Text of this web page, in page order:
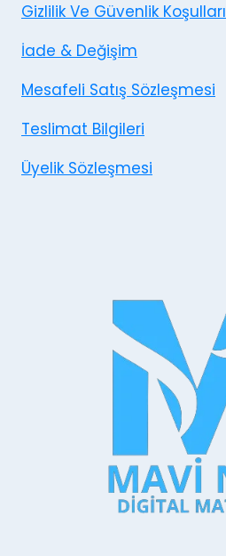
Gizlilik Ve Güvenlik Koşulları
İade & Değişim
Mesafeli Satış Sözleşmesi
Teslimat Bilgileri
Üyelik Sözleşmesi